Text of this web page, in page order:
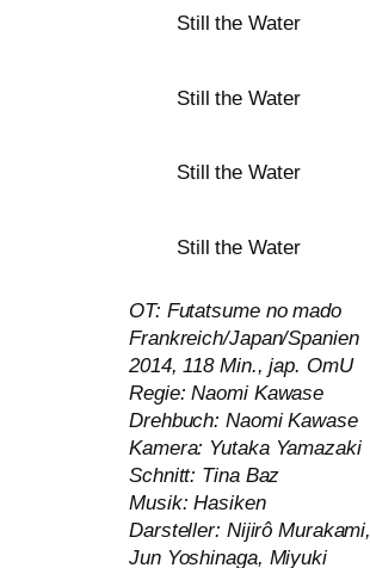
Still the Water
Still the Water
Still the Water
Still the Water
OT: Futatsume no mado
Frankreich/Japan/Spanien
2014, 118 Min., jap. OmU
Regie: Naomi Kawase
Drehbuch: Naomi Kawase
Kamera: Yutaka Yamazaki
Schnitt: Tina Baz
Musik: Hasiken
Darsteller: Nijirô Murakami,
Jun Yoshinaga, Miyuki